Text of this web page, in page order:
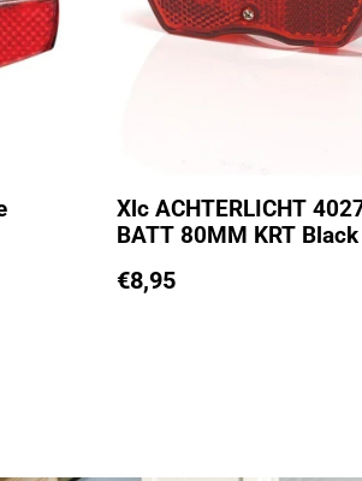
Xlc ACHTERLICHT
BATT 80MM KRT Black
€8,95